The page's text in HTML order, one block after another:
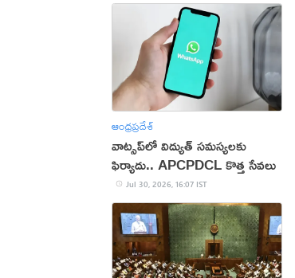
ఆంధ్రప్రదేశ్
వాట్సప్‌లో విద్యుత్ సమస్యలకు
ఫిర్యాదు.. APCPDCL కొత్త సేవలు
Jul 30, 2026, 16:07 IST